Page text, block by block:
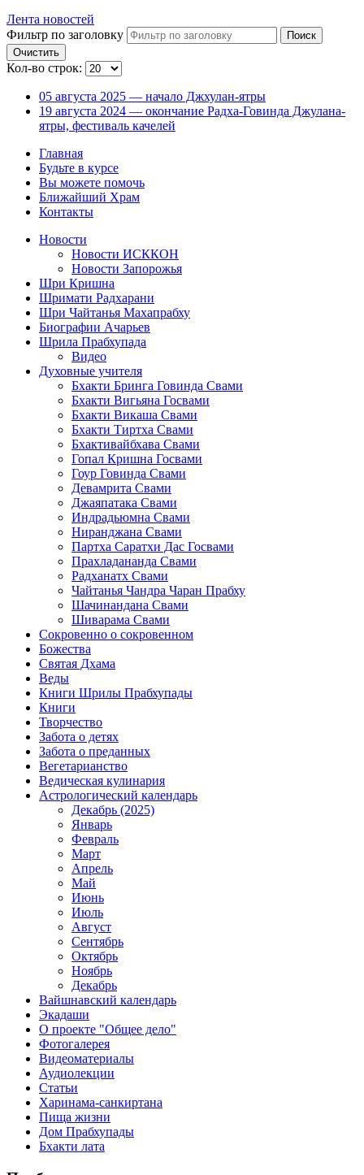
Лента новостей
Фильтр по заголовку
Поиск
Очистить
Кол-во строк:
05 августа 2025 — начало Джхулан-ятры
19 августа 2024 — окончание Радха-Говинда Джулана-
ятры, фестиваль качелей
Главная
Будьте в курсе
Вы можете помочь
Ближайший Храм
Контакты
Новости
Новости ИСККОН
Новости Запорожья
Шри Кришна
Шримати Радхарани
Шри Чайтанья Махапрабху
Биографии Ачарьев
Шрила Прабхупада
Видео
Духовные учителя
Бхакти Бринга Говинда Свами
Бхакти Вигьяна Госвами
Бхакти Викаша Свами
Бхакти Тиртха Свами
Бхактивайбхава Свами
Гопал Кришна Госвами
Гоур Говинда Свами
Девамрита Свами
Джаяпатака Свами
Индрадьюмна Свами
Ниранджана Свами
Партха Саратхи Дас Госвами
Прахладананда Свами
Радханатх Свами
Чайтанья Чандра Чаран Прабху
Шачинандана Свами
Шиварама Свами
Сокровенно о сокровенном
Божества
Святая Дхама
Веды
Книги Шрилы Прабхупады
Книги
Творчество
Забота о детях
Забота о преданных
Вегетарианство
Ведическая кулинария
Астрологический календарь
Декабрь (2025)
Январь
Февраль
Март
Апрель
Май
Июнь
Июль
Август
Сентябрь
Октябрь
Ноябрь
Декабрь
Вайшнавский календарь
Экадаши
О проекте "Общее дело"
Фотогалерея
Видеоматериалы
Аудиолекции
Статьи
Харинама-санкиртана
Пища жизни
Дом Прабхупады
Бхакти лата